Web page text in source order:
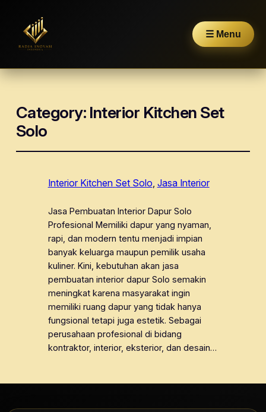
☰ Menu
Category: Interior Kitchen Set
Solo
Interior Kitchen Set Solo, Jasa Interior
Jasa Pembuatan Interior Dapur Solo
Profesional Memiliki dapur yang nyaman,
rapi, dan modern tentu menjadi impian
banyak keluarga maupun pemilik usaha
kuliner. Kini, kebutuhan akan jasa
pembuatan interior dapur Solo semakin
meningkat karena masyarakat ingin
memiliki ruang dapur yang tidak hanya
fungsional tetapi juga estetik. Sebagai
perusahaan profesional di bidang
kontraktor, interior, eksterior, dan desain…